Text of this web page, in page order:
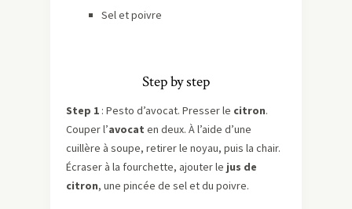
Sel et poivre
Step by step
Step 1 : Pesto d’avocat. Presser le citron.
Couper l’avocat en deux. À l’aide d’une
cuillère à soupe, retirer le noyau, puis la chair.
Écraser à la fourchette, ajouter le jus de
citron, une pincée de sel et du poivre.